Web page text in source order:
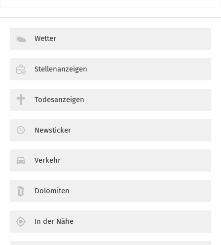
Wetter
Stellenanzeigen
Todesanzeigen
Newsticker
Verkehr
Dolomiten
In der Nähe